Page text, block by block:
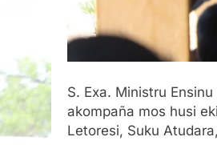
S. Exa. Ministru
akompaña mos husi
Letoresi, Suku